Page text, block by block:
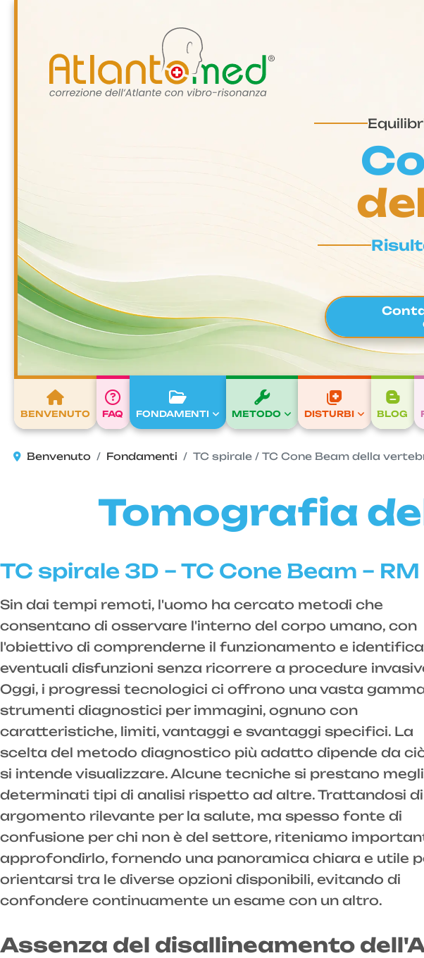
BENVENUTO FAQ FONDAMENTI METODO DISTURBI BLOG
Benvenuto Fondamenti TC spirale / TC Cone Beam della
Tomografia
TC spirale 3D – TC Cone Beam – RM
Sin dai tempi remoti, l'uomo ha cercato metodi che
consentano di osservare l'interno del corpo umano, con
l'obiettivo di comprenderne il funzionamento e
eventuali disfunzioni senza ricorrere a procedure
Oggi, i progressi tecnologici ci offrono una vasta
strumenti diagnostici per immagini, ognuno con
caratteristiche, limiti, vantaggi e svantaggi specifici. La
scelta del metodo diagnostico più adatto dipende da
si intende visualizzare. Alcune tecniche si prestano
determinati tipi di analisi rispetto ad altre. Trattandosi
argomento rilevante per la salute, ma spesso fonte di
confusione per chi non è del settore, riteniamo
approfondirlo, fornendo una panoramica chiara e utile
orientarsi tra le diverse opzioni disponibili, evitando di
confondere continuamente un esame con un altro.
Assenza del disallineamento